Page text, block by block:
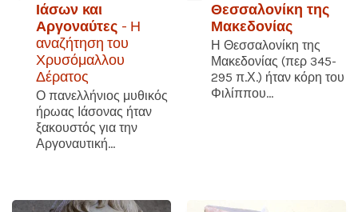
Ιάσων και
Αργοναύτες - Η
αναζήτηση του
Χρυσόμαλλου
Δέρατος
Ο πανελλήνιος μυθικός
ήρωας Ιάσονας ήταν
ξακουστός για την
Αργοναυτική...
Θεσσαλονίκη της
Μακεδονίας
Η Θεσσαλονίκη της
Μακεδονίας (περ 345-
295 π.Χ.) ήταν κόρη του
Φιλίππου...